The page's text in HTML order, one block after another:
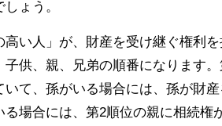
ょう。
い人」が、財産を受け継ぐ権利を
供、親、兄弟の順番になります
て、孫がいる場合には、孫が財
場合には、第2順位の親に相続権